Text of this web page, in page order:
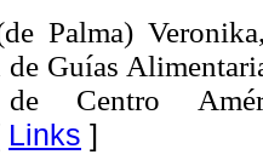
Palma)
Guías
Centro
Links ]